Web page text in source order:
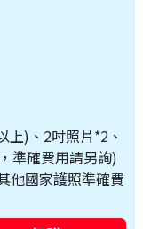
上)、2吋照片*2、
準確費用請另詢)
他國家護照準確費